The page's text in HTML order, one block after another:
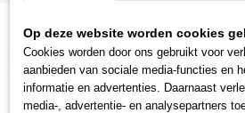
Home >Reiniging> Onkruidbestrijding >
borstelset TW50/TW50S/TW50X
Op deze website worden cookies
Cookies worden door ons gebruikt voor
aanbieden van sociale media-functies en
informatie en advertenties. Daarnaast
media-, advertentie- en analysepartners